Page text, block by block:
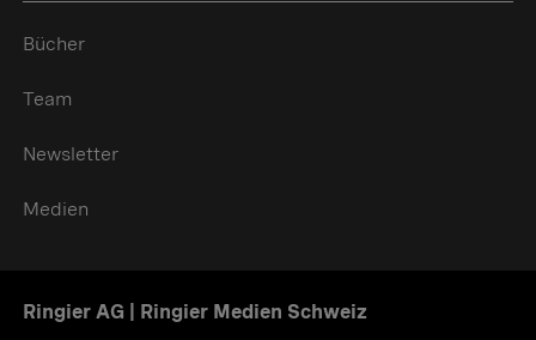
Bücher
Team
Newsletter
Medien
Ringier AG | Ringier Medien Schweiz